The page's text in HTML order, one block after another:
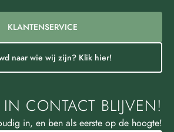
KLANTENSERVICE
naar wie wij zijn? Klik hier!
CONTACT BLIJVEN!
in, en ben als eerste op de hoogte!